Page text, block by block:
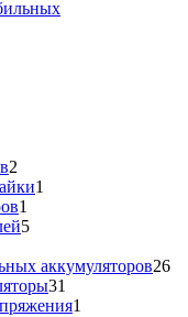
2
товара
1
1
товар
55
аккумуляторов2626
31
товар
1